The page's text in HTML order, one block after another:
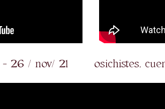
- 26 / nov/ 21 osichistes,